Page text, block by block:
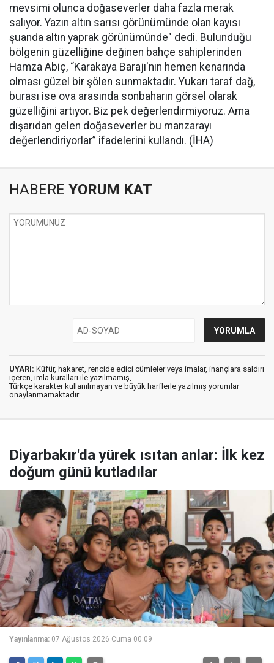
mevsimi olunca doğaseverler daha fazla merak
salıyor. Yazın altın sarısı görünümünde olan kayısı
şuanda altın yaprak görünümünde" dedi. Bulunduğu
bölgenin güzelliğine değinen bahçe sahiplerinden
Hamza Abiç, “Karakaya Barajı'nın hemen kenarında
olması güzel bir şölen sunmaktadır. Yukarı taraf dağ,
burası ise ova arasında sonbaharın görsel olarak
güzelliğini artıyor. Biz pek değerlendirmiyoruz. Ama
dışarıdan gelen doğaseverler bu manzarayı
değerlendiriyorlar” ifadelerini kullandı. (İHA)
HABERE YORUM KAT
UYARI: Küfür, hakaret, rencide edici cümleler veya imalar, inançlara saldırı
içeren, imla kuralları ile yazılmamış,
Türkçe karakter kullanılmayan ve büyük harflerle yazılmış yorumlar
onaylanmamaktadır.
Diyarbakır'da yürek ısıtan anlar: İlk kez
doğum günü kutladılar
Yayınlanma: 07 Ağustos 2026 Cuma 00:09